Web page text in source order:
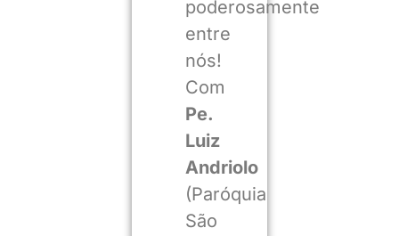
poderosamente
entre
nós!
Com
Pe.
Luiz
Andriolo
(Paróquia
São